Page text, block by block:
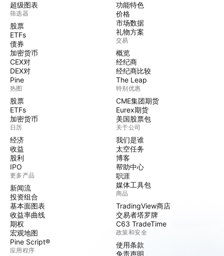
超级图表
筛选器
股票
ETFs
债券
加密货币
CEX对
DEX对
Pine
热图
股票
ETFs
加密货币
日历
经济
收益
股利
IPO
更多产品
新闻流
投资组合
基本面图表
收益率曲线
期权
宏观地图
Pine Script®
应用程序
功能特色
价格
市场数据
礼物方案
交易
概览
经纪商
经纪商比较
The Leap
特别优惠
CME集团期货
Eurex期货
美国股票包
关于公司
我们是谁
太空任务
博客
帮助中心
职涯
媒体工具包
商品
TradingView商店
交易者塔罗牌
C63 TradeTime
政策和安全
使用条款
免责声明